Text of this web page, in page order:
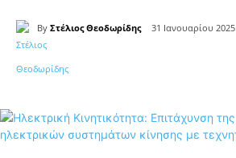
By Στέλιος Θεοδωρίδης 31 Ιανουαρίου 2025